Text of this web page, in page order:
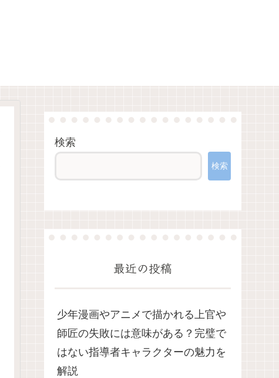
検索
検索
最近の投稿
少年漫画やアニメで描かれる上官や
師匠の失敗には意味がある？完璧で
はない指導者キャラクターの魅力を
解説